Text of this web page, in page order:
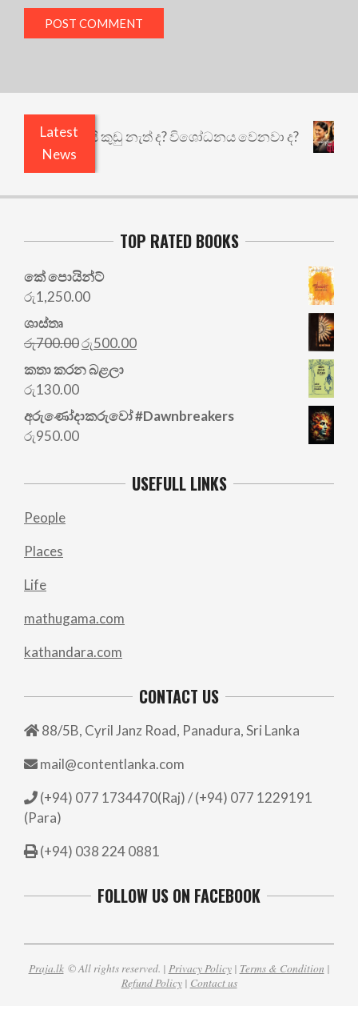
Latest
News
ඇතුළෙයි කුඩු නැත් ද? විශෝධනය වෙනවා ද?
TOP RATED BOOKS
කේ පොයින්ට්
රු1,250.00
ශාස්තෘ
රු700.00Original
price
was:
රු500.00Current
කතා කරන බළලා
රු130.00
අරු‍ණෝදාකරුවෝ #Dawnbreakers
රු950.00
USEFULL LINKS
People
Places
Life
mathugama.com
kathandara.com
CONTACT US
88/5B, Cyril Janz Road, Panadura, Sri Lanka
mail@contentlanka.com
(+94) 077 1734470(Raj) / (+94) 077 1229191
(Para)
(+94) 038 224 0881
FOLLOW US ON FACEBOOK
Praja.lk© All rights reserved. | Privacy Policy| Terms & Condition |
Refund Policy| Contact us